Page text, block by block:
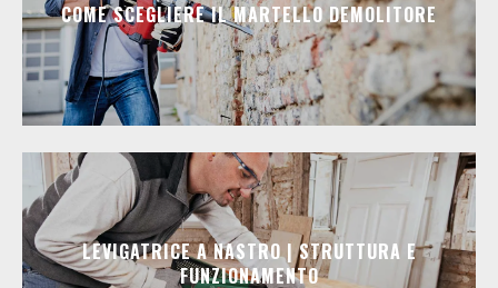
COME SCEGLIERE IL MARTELLO DEMOLITORE
LEVIGATRICE A NASTRO | STRUTTURA E
FUNZIONAMENTO